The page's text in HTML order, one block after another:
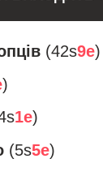
(42s9e)
)
1e)
(5s5e)